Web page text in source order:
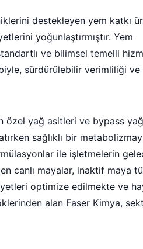
destekleyen yem katkı
yoğunlaştırmıştır. Yem
ve bilimsel temelli
sürdürülebilir verimliliği ve
özel yağ asitleri ve bypass yağ
sağlıklı bir
ile işletmelerin
canlı mayalar, inaktif maya
optimize edilmekte ve
alan Faser Kimya,